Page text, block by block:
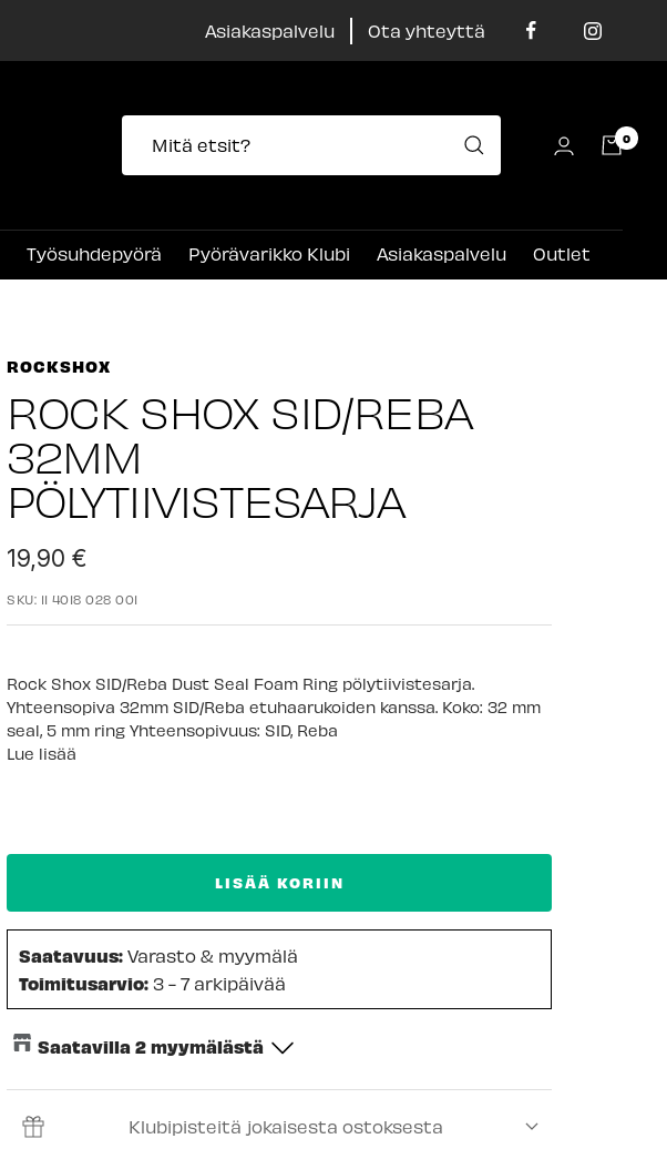
Asiakaspalvelu Ota yhteyttä
0
Työsuhdepyörä Pyörävarikko Klubi Asiakaspalvelu Outlet
ROCKSHOX
ROCK SHOX SID/REBA
32MM
PÖLYTIIVISTESARJA
Alennushinta
19,90 €
SKU: 11 4018 028 001
Rock Shox SID/Reba Dust Seal Foam Ring pölytiivistesarja.
Yhteensopiva 32mm SID/Reba etuhaarukoiden kanssa. Koko: 32 mm
seal, 5 mm ring Yhteensopivuus: SID, Reba
Lue lisää
LISÄÄ KORIIN
Saatavuus:Varasto & myymälä
Toimitusarvio:3 - 7 arkipäivää
Saatavilla 2 myymälästä
Keskusvarasto-Saatavilla
Espoon Myymälä-Tilapäisesti loppu
Klubipisteitä jokaisesta ostoksesta